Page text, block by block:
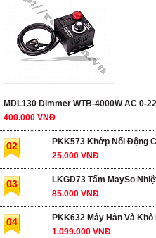
MDL130 Dimmer WTB-4000W AC 0-
400.000 VNĐ
02
PKK573 Khớp Nối Động
25.000 VNĐ
03
LKGD73 Tấm MaySo
85.000 VNĐ
04
PKK632 Máy Hàn Và Khò
1.099.000 VNĐ